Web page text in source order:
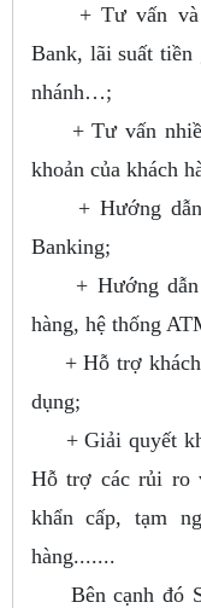
+ Tư vấn và
Bank, lãi suất
nhánh…;
+ Tư vấn nhiều
khoản của khách
+ Hướng dẫn
Banking;
+ Hướng dẫn
hàng, hệ thống
+ Hỗ trợ khách
dụng;
+ Giải quyết
Hỗ trợ các rủi ro
khẩn cấp, tạm
hàng.......
Bên cạnh đó